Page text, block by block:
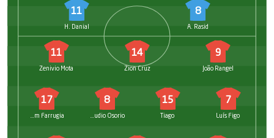
8
A. Rasid
11
H. Danial
9
João Rangel
14
Zion Cruz
11
Zenivio Mota
7
Luís Figo
15
Tiago
8
Claudio Osorio
17
Liam Farrugia